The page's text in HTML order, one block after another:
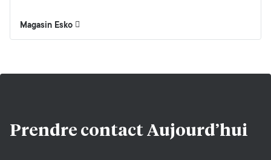
Magasin Esko
Prendre contact Aujourd’hui